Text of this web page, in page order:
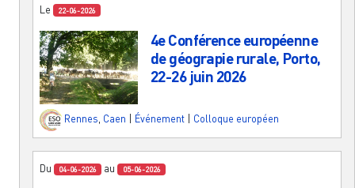
Le 22-06-2026
4e Conférence européenne
de géograpie rurale, Porto,
22-26 juin 2026
Rennes Caen Événement Colloque européen
Du 04-06-2026 au 05-06-2026